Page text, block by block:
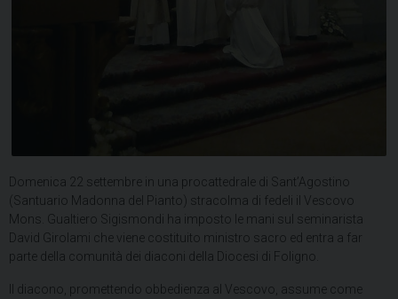
Domenica 22 settembre in una procattedrale di Sant’Agostino
(Santuario Madonna del Pianto) stracolma di fedeli il Vescovo
Mons. Gualtiero Sigismondi ha imposto le mani sul seminarista
David Girolami che viene costituito ministro sacro ed entra a far
parte della comunità dei diaconi della Diocesi di Foligno.
Il diacono, promettendo obbedienza al Vescovo, assume come